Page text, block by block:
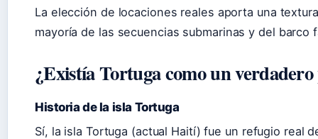
La elección de locaciones reales aporta una
mayoría de las secuencias submarinas y del barco
¿Existía Tortuga como un
Historia de la isla Tortuga
Sí, la isla Tortuga (actual Haití) fue un refugio real